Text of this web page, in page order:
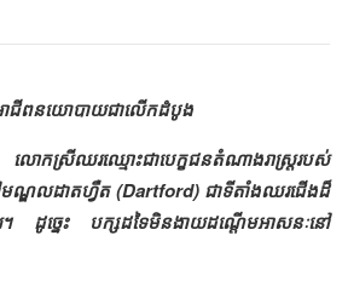
ាជីពនយោបាយជាលើកដំបូង
លោកស្រីឈរឈ្មោះជាបេក្ខជនតំណាងរាស្ត្ររបស់
ឌលដាតហ្វឺត (Dartford) ជាទីតាំងឈរជើងដ៏
។ ដូច្នេះ បក្សដទៃមិនងាយដណ្ដើមអាសនៈនៅ